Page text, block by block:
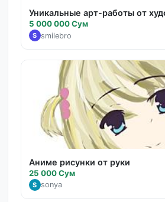
Уникальные арт-работы от
5 000 000 Сум
S smilebro
Аниме рисунки от руки
25 000 Сум
S sonya